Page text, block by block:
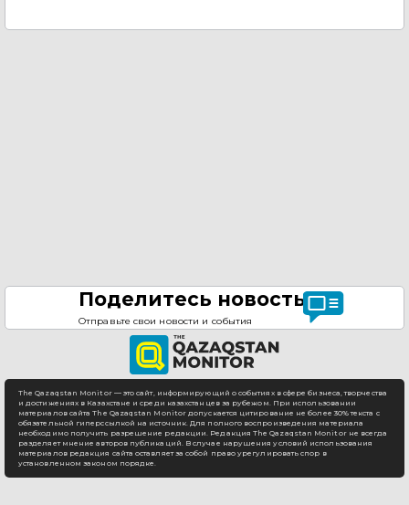
Поделитесь новостью
Отправьте свои новости и события
The Qazaqstan Monitor — это сайт, информирующий о событиях в сфере бизнеса, творчества
и достижениях в Казахстане и среди казахстанцев за рубежом. При использовании
материалов сайта The Qazaqstan Monitor допускается цитирование не более 30% текста с
обязательной гиперссылкой на источник. Для полного воспроизведения материала
необходимо получить разрешение редакции. Редакция The Qazaqstan Monitor не всегда
разделяет мнение авторов публикаций. В случае нарушения условий использования
материалов редакция сайта оставляет за собой право урегулировать спор в
установленном законом порядке.